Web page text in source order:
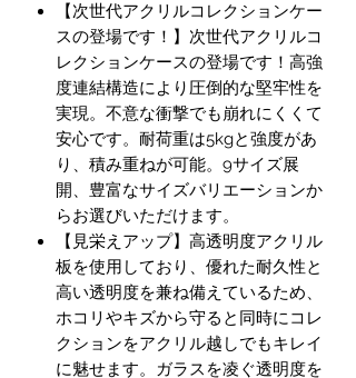
【次世代アクリルコレクションケー
スの登場です！】次世代アクリルコ
レクションケースの登場です！高強
度連結構造により圧倒的な堅牢性を
実現。不意な衝撃でも崩れにくくて
安心です。耐荷重は5kgと強度があ
り、積み重ねが可能。9サイズ展
開、豊富なサイズバリエーションか
らお選びいただけます。
【見栄えアップ】高透明度アクリル
板を使用しており、優れた耐久性と
高い透明度を兼ね備えているため、
ホコリやキズから守ると同時にコレ
クションをアクリル越しでもキレイ
に魅せます。ガラスを凌ぐ透明度を